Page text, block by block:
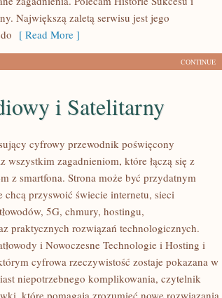
Największą zaletą serwisu jest jego
[ Read More ]
CONTINUE
i Satelitarny
cyfrowy przewodnik poświęcony
wszystkim zagadnieniom, które łączą się z
z smartfona. Strona może być przydatnym
chcą przyswoić świecie internetu, sieci
5G, chmury, hostingu,
praktycznych rozwiązań technologicznych.
i Nowoczesne Technologie i Hosting i
cyfrowa rzeczywistość zostaje pokazana w
niepotrzebnego komplikowania, czytelnik
które pomagają zrozumieć nowe rozwiązania.